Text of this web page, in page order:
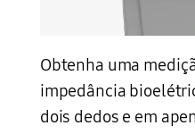
Obtenha uma
impedância
dois dedos e em